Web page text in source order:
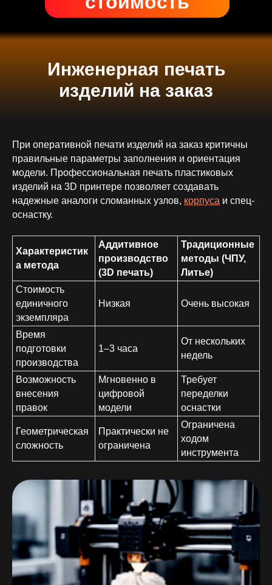
Инженерная печать
изделий на заказ
При оперативной печати изделий на заказ критичны
правильные параметры заполнения и ориентация
модели. Профессиональная печать пластиковых
изделий на 3D принтере позволяет создавать
надежные аналоги сломанных узлов, корпуса и спец-
оснастку.
Характеристик
а метода
Аддитивное
производство
(3D печать)
Традиционные
методы (ЧПУ,
Литье)
Стоимость
единичного
экземпляра
Низкая Очень высокая
Время
подготовки
производства
1–3 часа
От нескольких
недель
Возможность
внесения
правок
Мгновенно в
цифровой
модели
Требует
переделки
оснастки
Геометрическая
сложность
Практически не
ограничена
Ограничена
ходом
инструмента